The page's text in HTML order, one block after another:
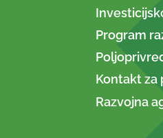
Program
Kontakt za
Razvojna